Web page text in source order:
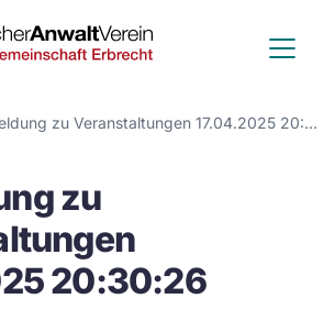
Deutscher
Anwalt
Verein
Anmeldung zu Veranstaltungen 17.04.2025 20:30:26
zu
20:30:26